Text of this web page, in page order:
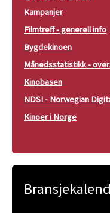
Kampanjer
Filmtreff - generell info
Bygdekinoen
Månedsstatistikk -
Kinobasen
NDSI - Norwegian
Kinoer i Norge